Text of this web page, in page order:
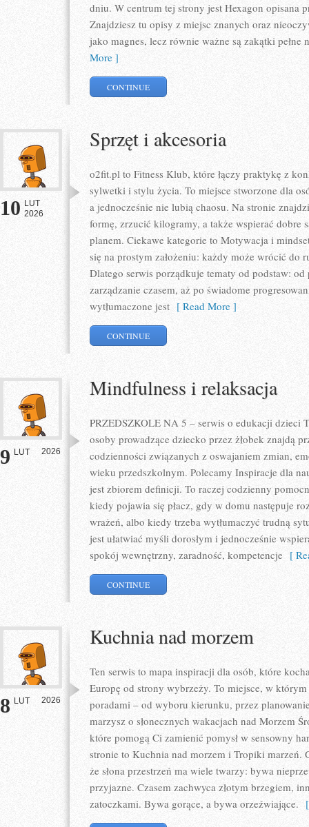
dniu. W centrum tej strony jest Hexagon opisana
Znajdziesz tu opisy z miejsc znanych oraz
jako magnes, lecz równie ważne są zakątki pełne
More ]
CONTINUE
10 LUT
2026
Sprzęt i akcesoria
o2fit.pl to Fitness Klub, które łączy praktykę z
sylwetki i stylu życia. To miejsce stworzone dla
a jednocześnie nie lubią chaosu. Na stronie
formę, zrzucić kilogramy, a także wspierać dobre
planem. Ciekawe kategorie to Motywacja i
się na prostym założeniu: każdy może wrócić do
Dlatego serwis porządkuje tematy od podstaw:
zarządzanie czasem, aż po świadome
wytłumaczone jest [ Read More ]
CONTINUE
9 LUT 2026
Mindfulness i relaksacja
PRZEDSZKOLE NA 5 – serwis o edukacji dzieci
osoby prowadzące dziecko przez żłobek znajdą
codzienności związanych z oswajaniem zmian,
wieku przedszkolnym. Polecamy Inspiracje dla
jest zbiorem definicji. To raczej codzienny
kiedy pojawia się płacz, gdy w domu następuje
wrażeń, albo kiedy trzeba wytłumaczyć trudną
jest ułatwiać myśli dorosłym i jednocześnie
spokój wewnętrzny, zaradność, kompetencje [
CONTINUE
8 LUT 2026
Kuchnia nad morzem
Ten serwis to mapa inspiracji dla osób, które
Europę od strony wybrzeży. To miejsce, w
poradami – od wyboru kierunku, przez
marzysz o słonecznych wakacjach nad Morzem
które pomogą Ci zamienić pomysł w sensowny
stronie to Kuchnia nad morzem i Tropiki marzeń.
że słona przestrzeń ma wiele twarzy: bywa
przyjazne. Czasem zachwyca złotym brzegiem,
zatoczkami. Bywa gorące, a bywa orzeźwiające.